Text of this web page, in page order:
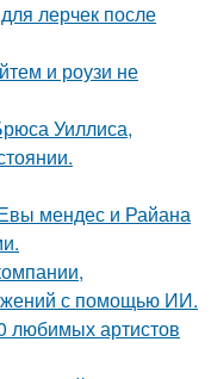
лерчек после
и роузи не
Уиллиса,
мендес и Райана
с помощью ИИ.
любимых артистов